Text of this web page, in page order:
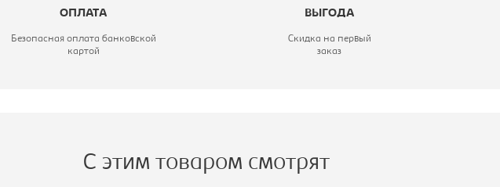
ОПЛАТА
Безопасная оплата банковской
картой
ВЫГОДА
Скидка на первый
заказ
С этим товаром смотрят